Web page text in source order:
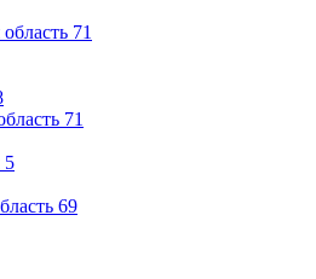
71
71
5
69